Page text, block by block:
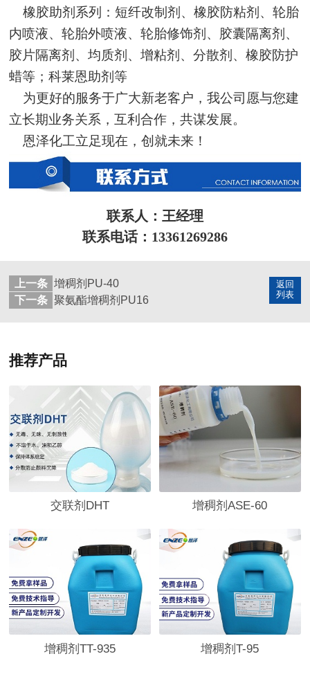
橡胶助剂系列：短纤改制剂、橡胶防粘剂、轮胎
内喷液、轮胎外喷液、轮胎修饰剂、胶囊隔离剂、
胶片隔离剂、均质剂、增粘剂、分散剂、橡胶防护
蜡等；科莱恩助剂等
为更好的服务于广大新老客户，我公司愿与您建
立长期业务关系，互利合作，共谋发展。
恩泽化工立足现在，创就未来！
联系人：王经理
联系电话：13361269286
返回
列表
上一条 增稠剂PU-40
下一条 聚氨酯增稠剂PU16
推荐产品
交联剂DHT 增稠剂ASE-60
增稠剂TT-935 增稠剂T-95